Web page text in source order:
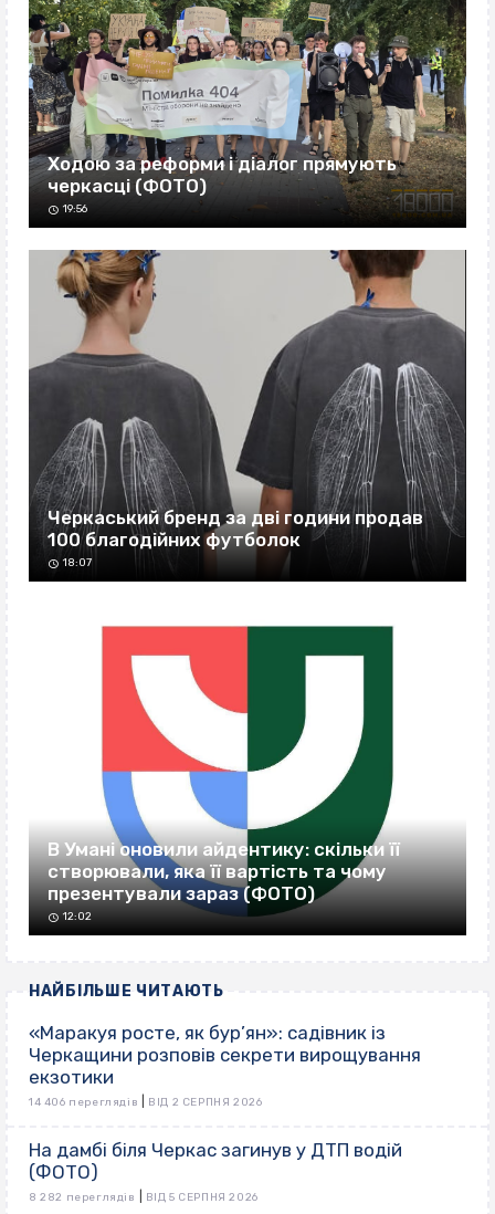
Ходою за реформи і діалог прямують
черкасці (ФОТО)
19:56
Черкаський бренд за дві години продав
100 благодійних футболок
18:07
В Умані оновили айдентику: скільки її
створювали, яка її вартість та чому
презентували зараз (ФОТО)
12:02
НАЙБІЛЬШЕ ЧИТАЮТЬ
«Маракуя росте, як бур’ян»: садівник із
Черкащини розповів секрети вирощування
екзотики
14 406 переглядів ВІД 2 СЕРПНЯ 2026
На дамбі біля Черкас загинув у ДТП водій
(ФОТО)
8 282 переглядів ВІД 5 СЕРПНЯ 2026